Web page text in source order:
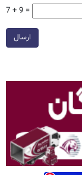
7 + 9 =
ارسال